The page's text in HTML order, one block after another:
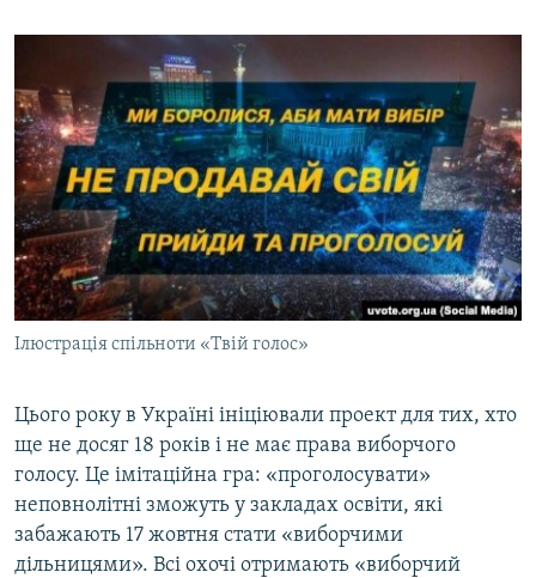
Ілюстрація спільноти «Твій голос»
Цього року в Україні ініціювали проект для тих, хто
ще не досяг 18 років і не має права виборчого
голосу. Це імітаційна гра: «проголосувати»
неповнолітні зможуть у закладах освіти, які
забажають 17 жовтня стати «виборчими
дільницями». Всі охочі отримають «виборчий